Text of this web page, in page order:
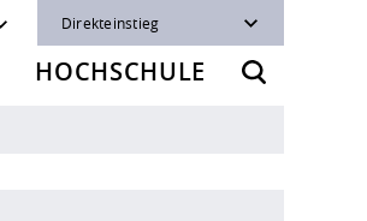
Direkteinstieg
HOCHSCHULE